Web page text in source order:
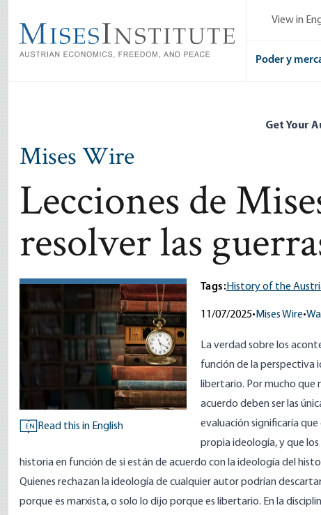
main
content
View in
Poder y
Get Your
Mises Wire
Lecciones de
resolver las
EN Read this in English
Tags:History of the
11/07/2025• Mises Wire•
La verdad sobre los
función de la perspectiva
libertario. Por mucho que
acuerdo deben ser las
evaluación significaría
propia ideología, y que
historia en función de si están de acuerdo con la ideología del
Quienes rechazan la ideología de cualquier autor podrían
porque es marxista, o solo lo dijo porque es libertario. En la